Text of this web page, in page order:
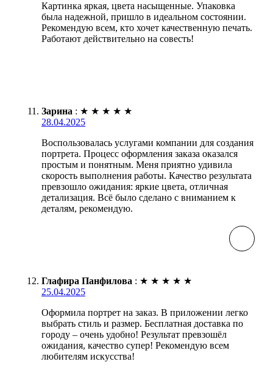
Картинка яркая, цвета насыщенные. Упаковка
была надежной, пришло в идеальном состоянии.
Рекомендую всем, кто хочет качественную печать.
Работают действительно на совесть!
Зарина : ★ ★ ★ ★ ★
28.04.2025
Воспользовалась услугами компании для создания
портрета. Процесс оформления заказа оказался
простым и понятным. Меня приятно удивила
скорость выполнения работы. Качество результата
превзошло ожидания: яркие цвета, отличная
детализация. Всё было сделано с вниманием к
деталям, рекомендую.
Глафира Панфилова : ★ ★ ★ ★ ★
25.04.2025
Оформила портрет на заказ. В приложении легко
выбрать стиль и размер. Бесплатная доставка по
городу – очень удобно! Результат превзошёл
ожидания, качество супер! Рекомендую всем
любителям искусства!